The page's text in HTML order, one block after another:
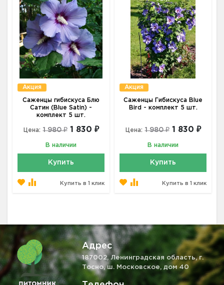
Акция
Саженцы гибискуса Блю
Сатин (Blue Satin) -
комплект 5 шт.
Цена: 1 980 ₽ 1 830 ₽
В наличии
Купить
Купить в 1 клик
Акция
Саженцы Гибискуса Blue
Bird - комплект 5 шт.
Цена: 1 980 ₽ 1 830 ₽
В наличии
Купить
Купить в 1 клик
Адрес
187002, Ленинградская область, г.
Тосно, ш. Московское, дом 40